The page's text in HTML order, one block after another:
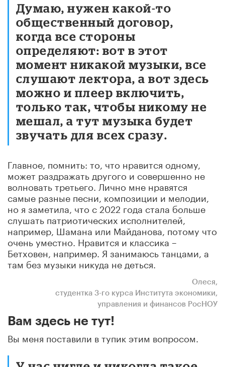
Думаю, нужен какой-то
общественный договор,
когда все стороны
определяют: вот в этот
момент никакой музыки, все
слушают лектора, а вот здесь
можно и плеер включить,
только так, чтобы никому не
мешал, а тут музыка будет
звучать для всех сразу.
Главное, помнить: то, что нравится одному,
может раздражать другого и совершенно не
волновать третьего. Лично мне нравятся
самые разные песни, композиции и мелодии,
но я заметила, что с 2022 года стала больше
слушать патриотических исполнителей,
например, Шамана или Майданова, потому что
очень уместно. Нравится и классика –
Бетховен, например. Я занимаюсь танцами, а
там без музыки никуда не деться.
Олеся,
студентка 3-го курса Института экономики,
управления и финансов РосНОУ
Вам здесь не тут!
Вы меня поставили в тупик этим вопросом.